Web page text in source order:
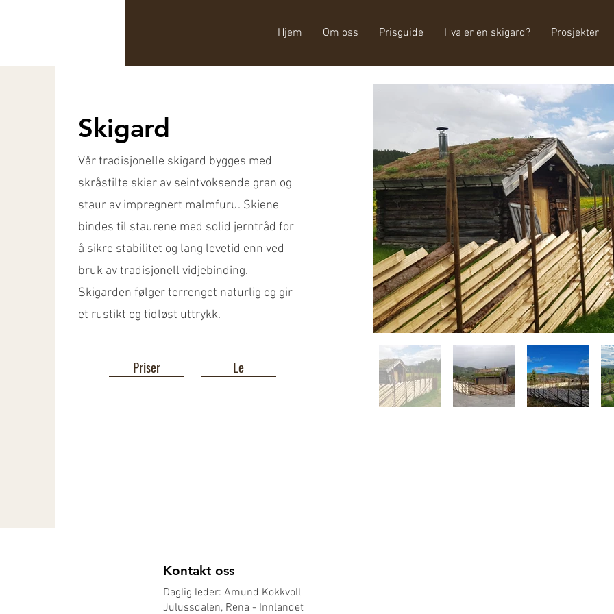
Hjem Om oss Prisguide Hva er en skigard? Prosjekter
Skigard
Vår tradisjonelle skigard bygges med
skråstilte skier av seintvoksende gran og
staur av impregnert malmfuru. Skiene
bindes til staurene med solid jerntråd for
å sikre stabilitet og lang levetid enn ved
bruk av tradisjonell vidjebinding.
Skigarden følger terrenget naturlig og gir
et rustikt og tidløst uttrykk.
Priser Le
Kontakt oss
Daglig leder: Amund Kokkvoll
Julussdalen, Rena - Innlandet